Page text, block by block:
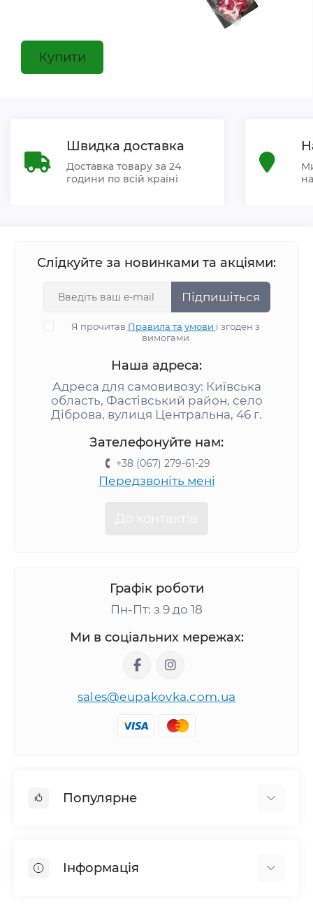
Купити
Швидка доставка
Доставка товару за 24
години по всій країні
Слідкуйте за новинками та акціями:
Підпишіться
Я прочитав Правила та умови і згоден з
вимогами
Наша адреса:
Адреса для самовивозу: Київська
область, Фастівський район, село
Діброва, вулиця Центральна, 46 г.
Зателефонуйте нам:
+38 (067) 279-61-29
Передзвоніть мені
Графік роботи
Пн-Пт: з 9 до 18
Ми в соціальних мережах:
sales@eupakovka.com.ua
Популярне
Пакети вакуумні
Інформація